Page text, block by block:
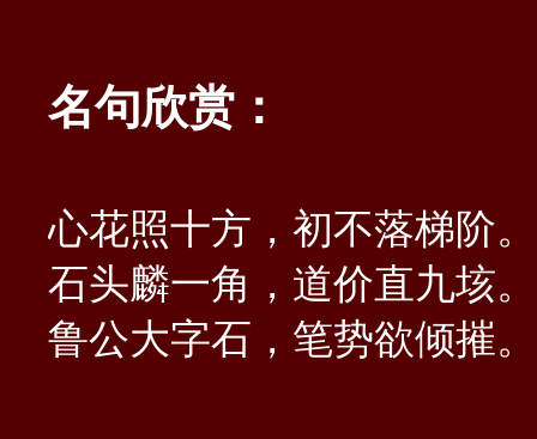
名句欣赏：
心花照十方，初不落梯阶。
石头麟一角，道价直九垓。
鲁公大字石，笔势欲倾摧。